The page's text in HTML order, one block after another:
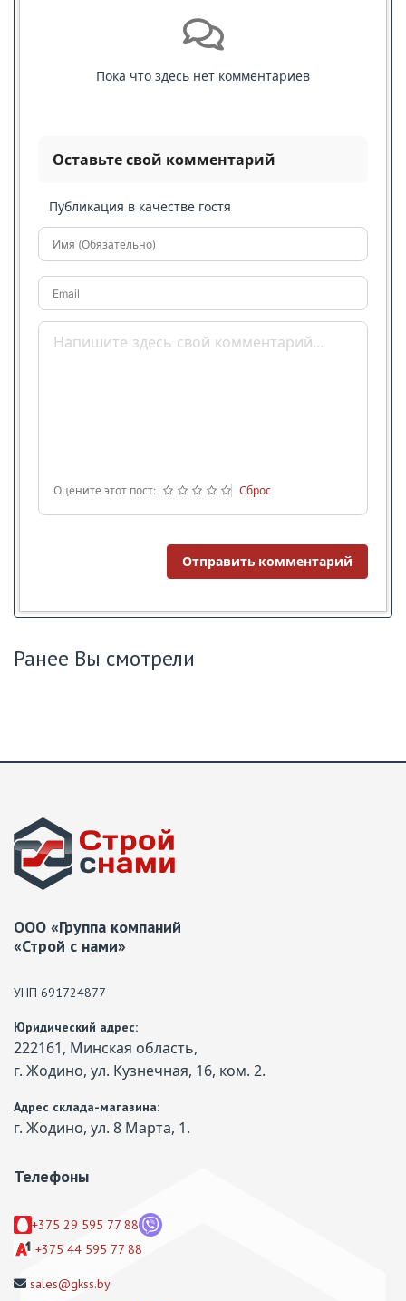
Пока что здесь нет комментариев
Оставьте свой комментарий
Публикация в качестве гостя
Имя (Обязательно)
Email
Оцените этот пост: Сброс
Отправить комментарий
Ранее Вы смотрели
ООО «Группа компаний
«Строй с нами»
УНП 691724877
Юридический адрес:
222161, Минская область,
г. Жодино, ул. Кузнечная, 16, ком. 2.
Адрес склада-магазина:
г. Жодино, ул. 8 Марта, 1.
Телефоны
+375 29 595 77 88
+375 44 595 77 88
sales@gkss.by